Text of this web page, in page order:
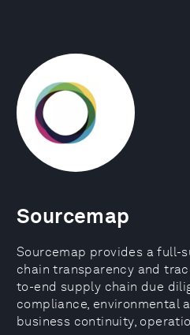
Sourcemap
Sourcemap provides a full-
chain transparency and
to-end supply chain due
compliance, environmental
business continuity,